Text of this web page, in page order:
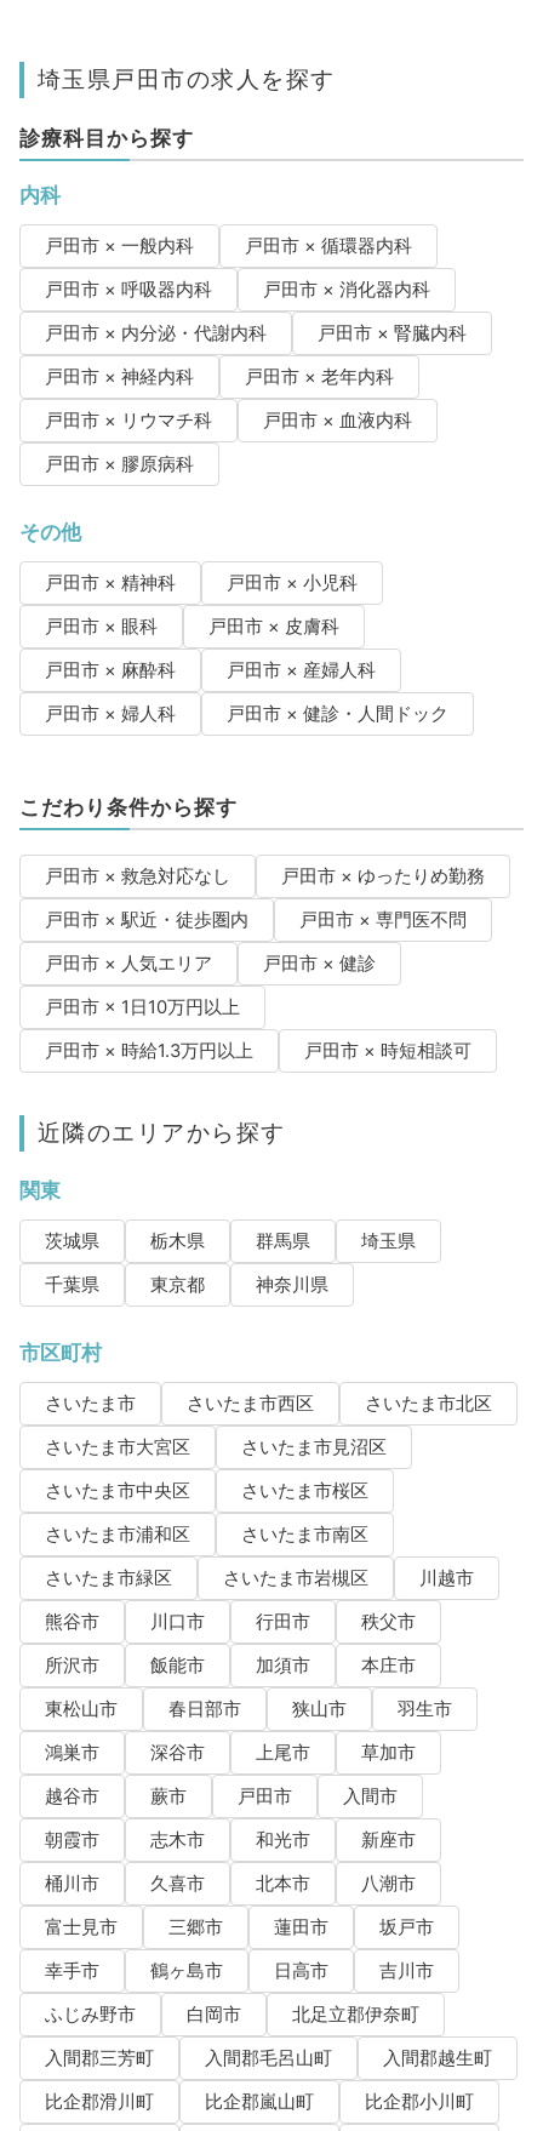
埼玉県戸田市の求人を探す
診療科目から探す
内科
戸田市 × 一般内科
戸田市 × 循環器内科
戸田市 × 呼吸器内科
戸田市 × 消化器内科
戸田市 × 内分泌・代謝内科
戸田市 × 腎臓内科
戸田市 × 神経内科
戸田市 × 老年内科
戸田市 × リウマチ科
戸田市 × 血液内科
戸田市 × 膠原病科
その他
戸田市 × 精神科
戸田市 × 小児科
戸田市 × 眼科
戸田市 × 皮膚科
戸田市 × 麻酔科
戸田市 × 産婦人科
戸田市 × 婦人科
戸田市 × 健診・人間ドック
こだわり条件から探す
戸田市 × 救急対応なし
戸田市 × ゆったりめ勤務
戸田市 × 駅近・徒歩圏内
戸田市 × 専門医不問
戸田市 × 人気エリア
戸田市 × 健診
戸田市 × 1日10万円以上
戸田市 × 時給1.3万円以上
戸田市 × 時短相談可
近隣のエリアから探す
関東
茨城県 栃木県 群馬県
埼玉県
千葉県
東京都 神奈川県
市区町村
さいたま市 さいたま市西区
さいたま市北区
さいたま市大宮区
さいたま市見沼区
さいたま市中央区
さいたま市桜区
さいたま市浦和区
さいたま市南区
さいたま市緑区
さいたま市岩槻区
川越市
熊谷市
川口市 行田市
秩父市
所沢市
飯能市 加須市
本庄市
東松山市
春日部市 狭山市
羽生市
鴻巣市
深谷市 上尾市
草加市
越谷市
蕨市 戸田市
入間市
朝霞市
志木市 和光市
新座市
桶川市
久喜市 北本市
八潮市
富士見市
三郷市 蓮田市
坂戸市
幸手市
鶴ヶ島市 日高市
吉川市
ふじみ野市
白岡市
北足立郡伊奈町
入間郡三芳町
入間郡毛呂山町
入間郡越生町
比企郡滑川町
比企郡嵐山町
比企郡小川町